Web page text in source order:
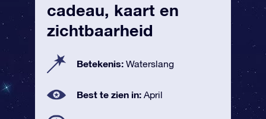
cadeau, kaart en
zichtbaarheid
Betekenis: Waterslang
Best te zien in: April